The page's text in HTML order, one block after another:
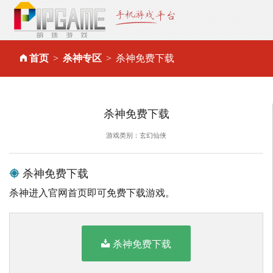
首页 杀神专区 杀神免费下载
杀神免费下载
游戏类别：玄幻仙侠
杀神免费下载
杀神进入官网首页即可免费下载游戏。
杀神免费下载